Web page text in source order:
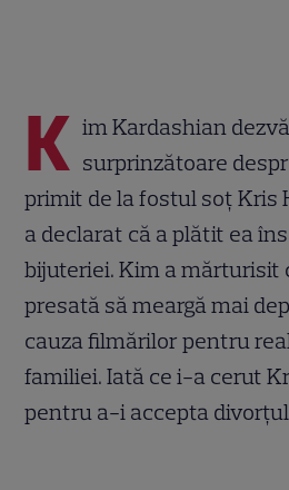
K im Kardashian
surprinzătoare
primit de la fostul soț Kris
a declarat că a plătit ea
bijuteriei. Kim a mărturisit
presată să meargă mai
cauza filmărilor pentru
familiei. Iată ce i-a cerut
pentru a-i accepta